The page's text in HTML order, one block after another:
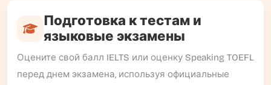
Подготовка к тестам и
языковые экзамены
Оцените свой балл IELTS или оценку Speaking TOEFL
перед днем экзамена, используя официальные